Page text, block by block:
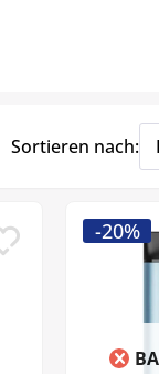
Sortieren nach:
-20%